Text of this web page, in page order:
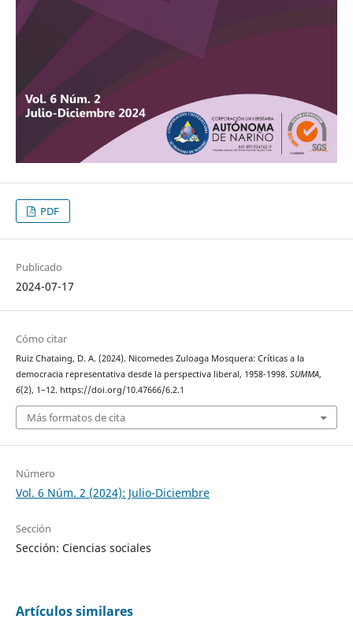
PDF
Publicado
2024-07-17
Cómo citar
Ruiz Chataing, D. A. (2024). Nicomedes Zuloaga Mosquera: Críticas a la
democracia representativa desde la perspectiva liberal, 1958-1998. SUMMA,
6(2), 1–12. https://doi.org/10.47666/6.2.1
Más formatos de cita
Número
Vol. 6 Núm. 2 (2024): Julio-Diciembre
Sección
Sección: Ciencias sociales
Artículos similares